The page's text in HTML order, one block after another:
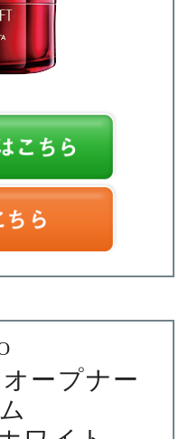
ープナー